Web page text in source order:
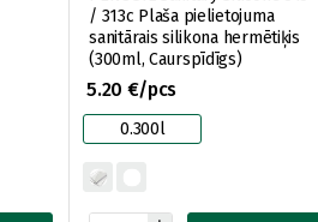
/ 313c Plaša pielietojuma
sanitārais silikona hermētiķis
(300ml, Caurspīdīgs)
5.20 €/pcs
0.300l